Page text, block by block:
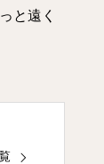
と遠く